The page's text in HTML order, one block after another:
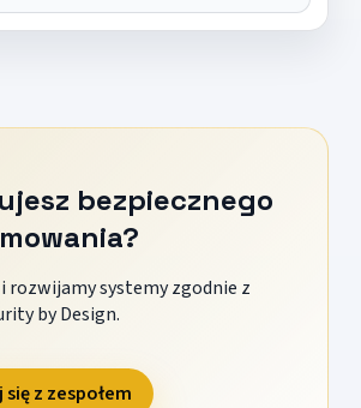
bezpiecznego
rozwijamy systemy zgodnie z
by Design.
z zespołem